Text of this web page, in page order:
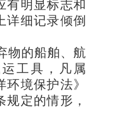
有明显标志和
详细记录倾倒
物的船舶、航
工具，凡属
环境保护法》
规定的情形 ，